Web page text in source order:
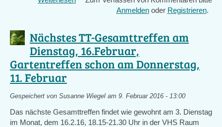
10.3.16
mit
Vortrag
zu
Tomatensorten
mehr
Anmeldenoder Registrieren.
Nächstes TT-Gesamttreffen am
Dienstag, 16.Februar,
Gartentreffen schon am Donnerstag,
11. Februar
Gespeichert von Susanne Wiegel am 9. Februar 2016 - 13:00
Das nächste Gesamttreffen findet wie gewohnt am 3. Dienstag
im Monat, dem 16.2.16, 18.15-21.30 Uhr in der VHS Raum